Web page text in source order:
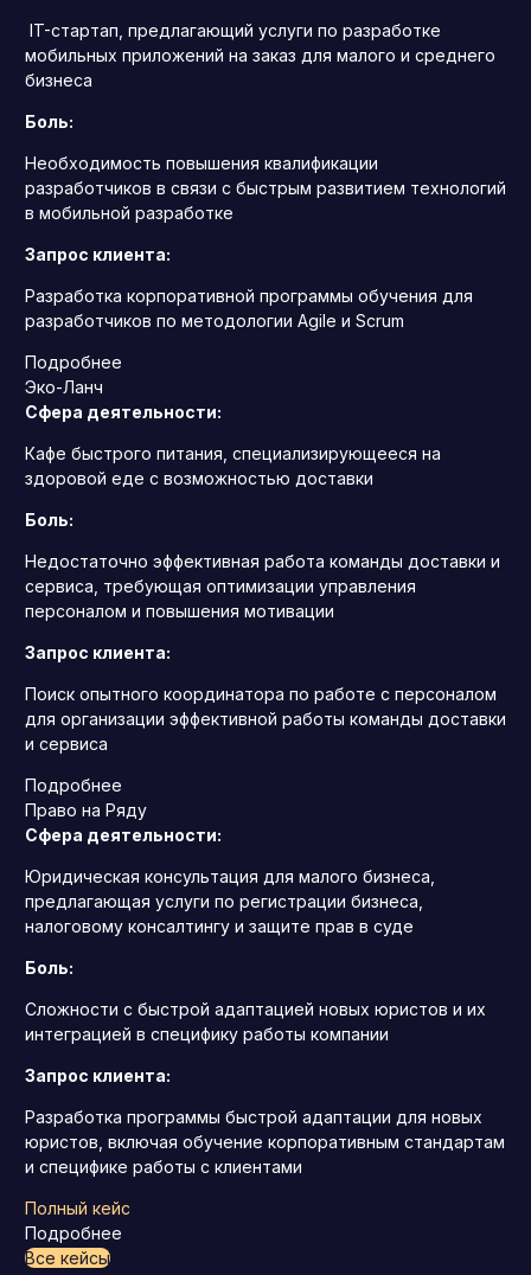
IT-стартап, предлагающий услуги по разработке
мобильных приложений на заказ для малого и среднего
бизнеса
Боль:
Необходимость повышения квалификации
разработчиков в связи с быстрым развитием технологий
в мобильной разработке
Запрос клиента:
Разработка корпоративной программы обучения для
разработчиков по методологии Agile и Scrum
Подробнее
Эко-Ланч
Сфера деятельности:
Кафе быстрого питания, специализирующееся на
здоровой еде с возможностью доставки
Боль:
Недостаточно эффективная работа команды доставки и
сервиса, требующая оптимизации управления
персоналом и повышения мотивации
Запрос клиента:
Поиск опытного координатора по работе с персоналом
для организации эффективной работы команды доставки
и сервиса
Подробнее
Право на Ряду
Сфера деятельности:
Юридическая консультация для малого бизнеса,
предлагающая услуги по регистрации бизнеса,
налоговому консалтингу и защите прав в суде
Боль:
Сложности с быстрой адаптацией новых юристов и их
интеграцией в специфику работы компании
Запрос клиента:
Разработка программы быстрой адаптации для новых
юристов, включая обучение корпоративным стандартам
и специфике работы с клиентами
Полный кейс
Подробнее
Все кейсы